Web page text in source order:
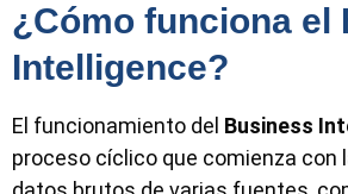
¿Cómo funciona el
Intelligence?
El funcionamiento del Business
proceso cíclico que comienza con